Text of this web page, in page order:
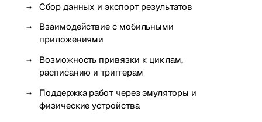
Сбор данных и экспорт результатов
Взаимодействие с мобильными
приложениями
Возможность привязки к циклам,
расписанию и триггерам
Поддержка работ через эмуляторы и
физические устройства